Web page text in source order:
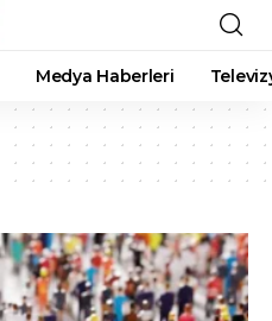
Medya Haberleri